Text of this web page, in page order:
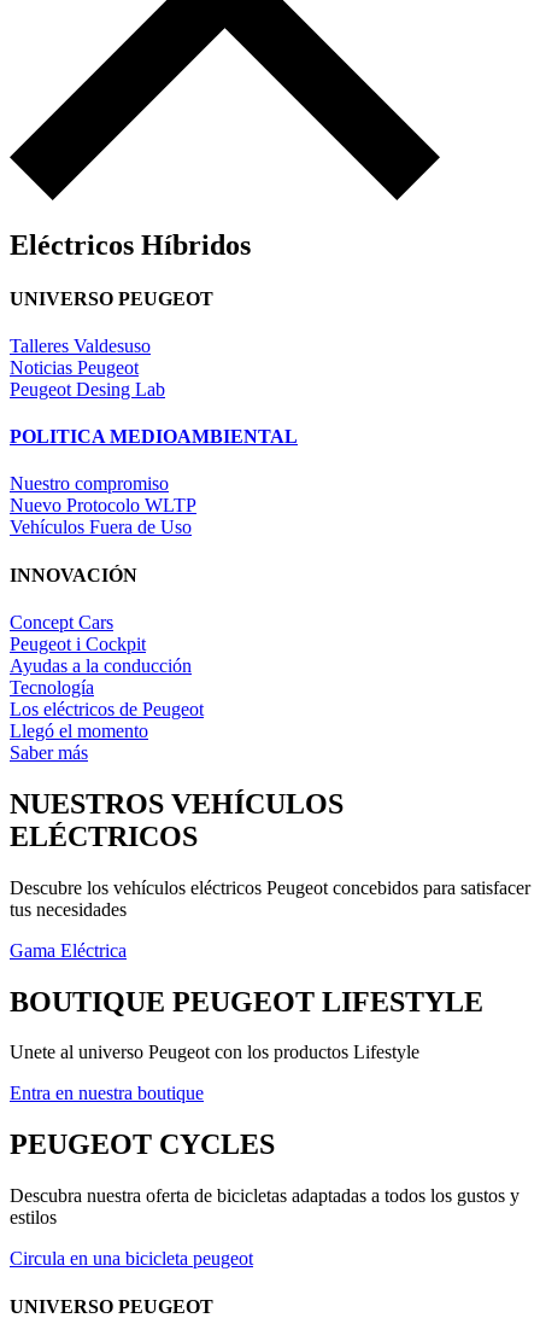
81
91
31
Eléctricos Híbridos
UNIVERSO PEUGEOT
Talleres Valdesuso
Noticias Peugeot
Peugeot Desing Lab
POLITICA MEDIOAMBIENTAL
Nuestro compromiso
Nuevo Protocolo WLTP
Vehículos Fuera de Uso
INNOVACIÓN
Concept Cars
Peugeot i Cockpit
Ayudas a la conducción
Tecnología
Los eléctricos de Peugeot
Llegó el momento
Saber más
NUESTROS VEHÍCULOS
ELÉCTRICOS
Descubre los vehículos eléctricos Peugeot concebidos para satisfacer
tus necesidades
Gama Eléctrica
BOUTIQUE PEUGEOT LIFESTYLE
Unete al universo Peugeot con los productos Lifestyle
Entra en nuestra boutique
PEUGEOT CYCLES
Descubra nuestra oferta de bicicletas adaptadas a todos los gustos y
estilos
Circula en una bicicleta peugeot
UNIVERSO PEUGEOT